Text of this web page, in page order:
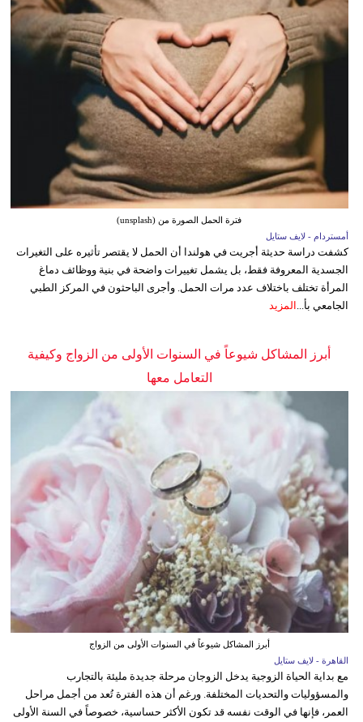
فترة الحمل الصورة من (unsplash)
أمستردام - لايف ستايل
كشفت دراسة حديثة أجريت في هولندا أن الحمل لا يقتصر تأثيره على التغيرات
الجسدية المعروفة فقط، بل يشمل تغييرات واضحة في بنية ووظائف دماغ
المرأة تختلف باختلاف عدد مرات الحمل. وأجرى الباحثون في المركز الطبي
الجامعي بأ... المزيد
أبرز المشاكل شيوعاً في السنوات الأولى من الزواج وكيفية
التعامل معها
أبرز المشاكل شيوعاً في السنوات الأولى من الزواج
القاهرة - لايف ستايل
مع بداية الحياة الزوجية يدخل الزوجان مرحلة جديدة مليئة بالتجارب
والمسؤوليات والتحديات المختلفة. ورغم أن هذه الفترة تُعد من أجمل مراحل
العمر، فإنها في الوقت نفسه قد تكون الأكثر حساسية، خصوصاً في السنة الأولى